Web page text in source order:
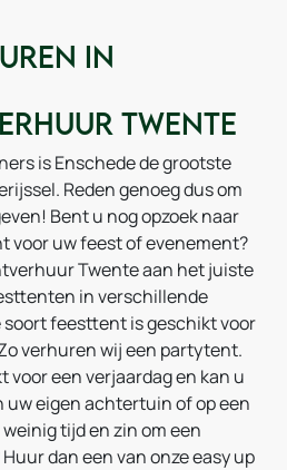
in
Twente
is Enschede de grootste
Reden genoeg dus om
Bent u nog opzoek naar
voor uw feest of evenement?
Twente aan het juiste
in verschillende
soort feesttent is geschikt voor
verhuren wij een partytent.
voor een verjaardag en kan u
uw eigen achtertuin of op een
tijd en zin om een
dan een van onze easy up